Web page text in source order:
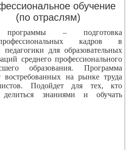
обучение
(по отраслям)
– подготовка
кадров в
педагогики для образовательных
среднего профессионального
образования. Программа
востребованных на рынке труда
Подойдет для тех, кто
знаниями и обучать